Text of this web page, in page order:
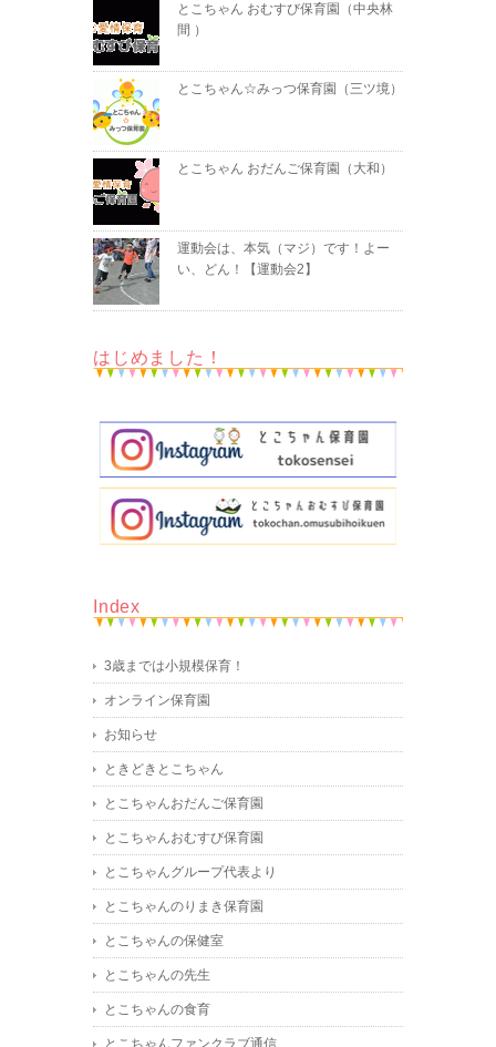
とこちゃん おむすび保育園（中央林
間 ）
とこちゃん☆みっつ保育園（三ツ境）
とこちゃん おだんご保育園（大和）
運動会は、本気（マジ）です！よー
い、どん！【運動会2】
はじめました！
Index
3歳までは小規模保育！
オンライン保育園
お知らせ
ときどきとこちゃん
とこちゃんおだんご保育園
とこちゃんおむすび保育園
とこちゃんグループ代表より
とこちゃんのりまき保育園
とこちゃんの保健室
とこちゃんの先生
とこちゃんの食育
とこちゃんファンクラブ通信